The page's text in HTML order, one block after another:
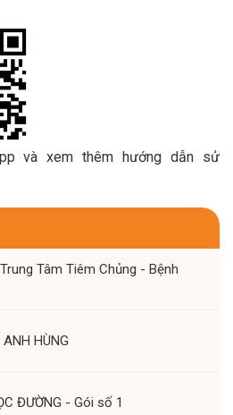
và xem thêm hướng dẫn sử
Tâm Tiêm Chủng - Bệnh
HÙNG
ĐƯỜNG - Gói số 1